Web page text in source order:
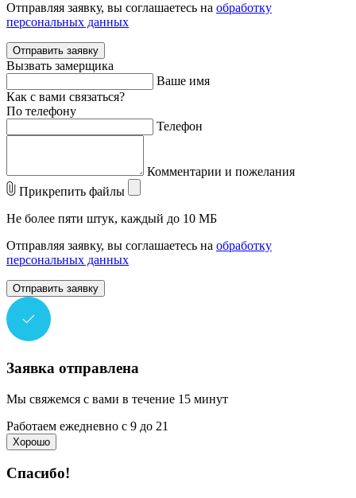
Отправляя заявку, вы соглашаетесь на обработку
персональных данных
Отправить заявку
Вызвать замерщика
Ваше имя
Как с вами связаться?
По телефону
Телефон
Комментарии и пожелания
Прикрепить файлы
Не более пяти штук, каждый до 10 МБ
Отправляя заявку, вы соглашаетесь на обработку
персональных данных
Отправить заявку
Заявка отправлена
Мы свяжемся с вами в течение 15 минут
Работаем ежедневно с 9 до 21
Хорошо
Спасибо!